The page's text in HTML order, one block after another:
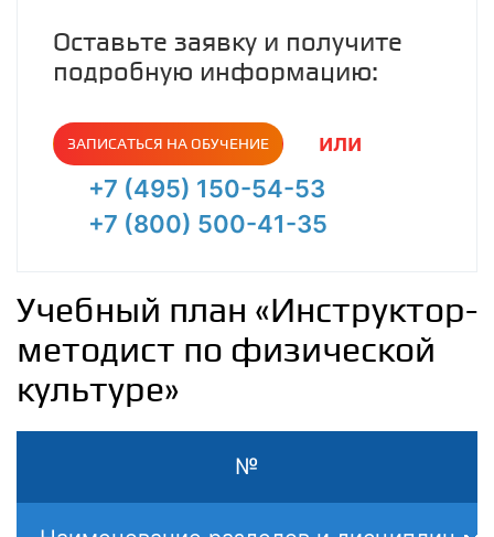
Оставьте заявку и получите
подробную информацию:
ЗАПИСАТЬСЯ НА ОБУЧЕНИЕ
или
+7 (495) 150-54-53
+7 (800) 500-41-35
Учебный план «Инструктор-
методист по физической
культуре»
№